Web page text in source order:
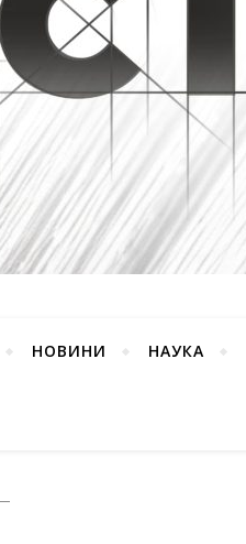
НОВИНИ НАУКА